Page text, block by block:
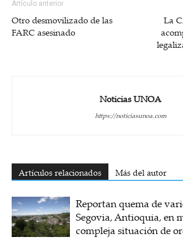
Artículo anterior
Otro desmovilizado de las
FARC asesinado
La
Noticias UNOA
https://noticiasunoa.com
Artículos relacionados Más del autor
Reportan quema de
Segovia, Antioquia, en
compleja situación de